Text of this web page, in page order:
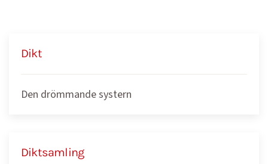
Dikt
Den drömmande systern
Diktsamling